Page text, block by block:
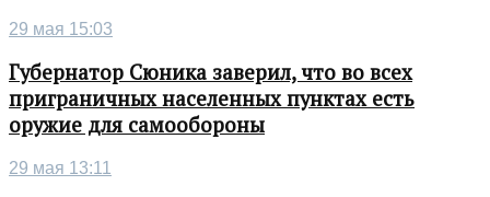
29 мая 15:03
Губернатор Сюника заверил, что во всех
приграничных населенных пунктах есть
оружие для самообороны
29 мая 13:11